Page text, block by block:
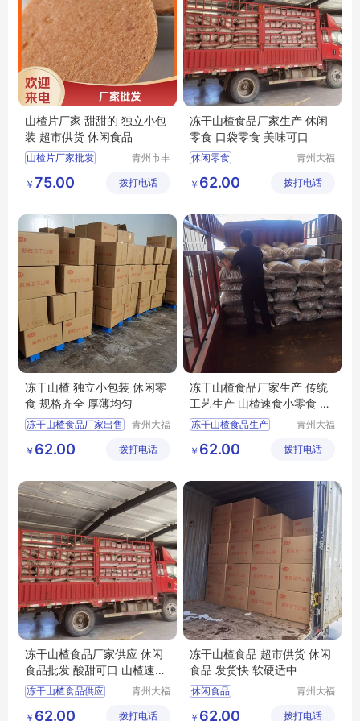
山楂片厂家 甜甜的 独立小包
装 超市供货 休闲食品
山楂片厂家批发
山楂片批发
青州市丰
￥ 75.00 拨打电话
冻干山楂食品厂家生产 休闲
零食 口袋零食 美味可口
休闲零食
隆清良品山楂食品批发
冻干山楂食品厂家供应
青州大福
展有限公
￥ 62.00 拨打电话
冻干山楂 独立小包装 休闲零
食 规格齐全 厚薄均匀
冻干山楂食品厂家出售
冻干山楂食品出售
冻干山楂食品供应
青州大福
展有限公
￥ 62.00 拨打电话
冻干山楂食品厂家生产 传统
工艺生产 山楂速食小零食 休
闲食品批发
冻干山楂食品生产
冻干山楂制品生产厂家
冻干山楂食品厂家供应
青州大福
展有限公
￥ 62.00 拨打电话
冻干山楂食品厂家供应 休闲
食品批发 酸甜可口 山楂速食
小零食
冻干山楂食品供应
青州大福
展有限公
￥ 62.00 拨打电话
冻干山楂食品 超市供货 休闲
食品 发货快 软硬适中
休闲食品
青州大福
展有限公
￥ 62.00 拨打电话